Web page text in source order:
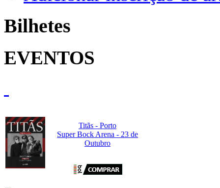
Bilhetes
EVENTOS
Titãs - Porto
Super Bock Arena - 23 de
Outubro